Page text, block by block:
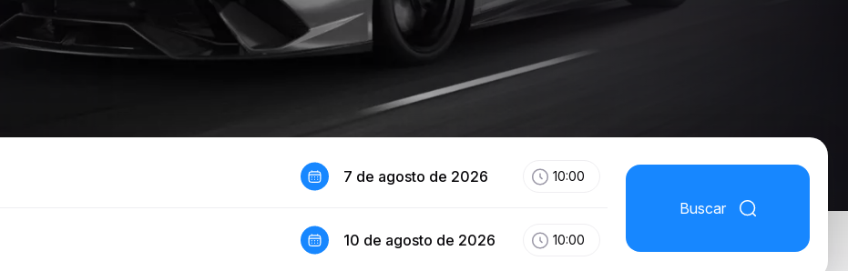
7 de agosto de 2026 10:00
10 de agosto de 2026 10:00
Buscar